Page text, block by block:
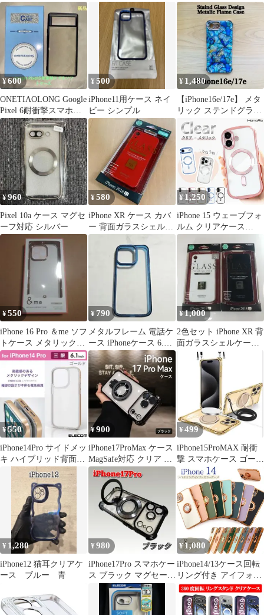
ス 【Color】ブラック
フレームTPUケース
¥600
ONETIAOLONG Google
Pixel 6耐衝撃スマホソ
フトケース
¥500
iPhone11用ケース ネイ
ビー シンプル
¥ 1,480
【iPhone16e/17e】 メタ
リック ステンドグラス
風 ゴールドフレーム
¥960
Pixel 10a ケース マグセ
ーフ対応 シルバー
¥580
iPhone XR ケース カバ
ー 背面ガラスシェルケ
ース レッド
¥1,250
iPhone 15 ウェーブフォ
ルム クリアケース
MagSafe対応
¥550
iPhone 16 Pro ＆me ソフ
トケース メタリックラ
イン（グレージュ）
¥790
メタルフレーム 電話ケ
ース iPhoneケース 6.1
インチ スマホケース
¥1,000
2色セット iPhone XR 背
面ガラスシェルケース
側面メタリック 1088
¥550
iPhone14Pro サイドメッ
キ ハイブリッド背面ク
リアケース 【ゴール
¥900
iPhone17ProMax ケース
MagSafe対応 クリア ブ
ラック
¥ 499
iPhone15ProMAX 耐衝
撃 スマホケース ゴール
ド リング 360°
¥ 1,280
iPhone12 猫耳クリアケ
ース ブルー 青
¥980
iPhone17Pro スマホケー
ス ブラック マグセーフ
スタンド クリア 黒
¥1,080
iPhone14/13ケース回転
リング付き アイフォン
14スマホケース 携帯ケ
ース スタンド機能 指掛
け 耐衝撃 TPU素材 シ